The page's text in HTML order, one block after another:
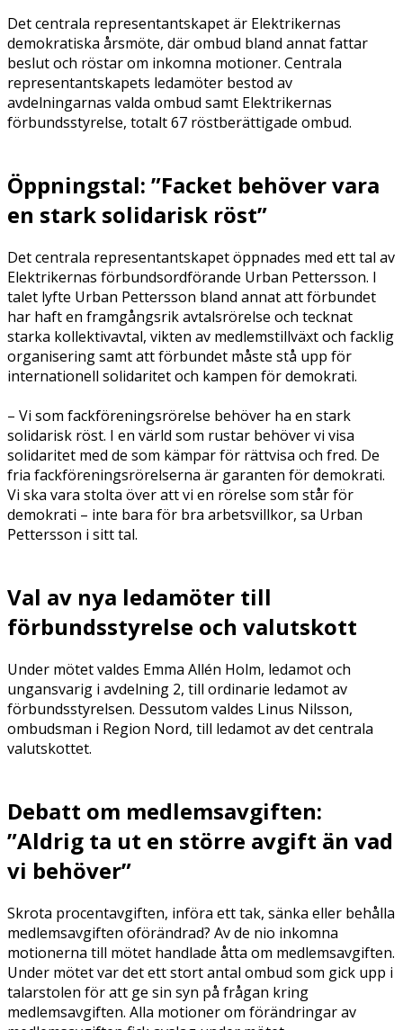
Det centrala representantskapet är Elektrikernas
demokratiska årsmöte, där ombud bland annat fattar
beslut och röstar om inkomna motioner. Centrala
representantskapets ledamöter bestod av
avdelningarnas valda ombud samt Elektrikernas
förbundsstyrelse, totalt 67 röstberättigade ombud.
Öppningstal: ”Facket behöver vara
en stark solidarisk röst”
Det centrala representantskapet öppnades med ett tal av
Elektrikernas förbundsordförande Urban Pettersson. I
talet lyfte Urban Pettersson bland annat att förbundet
har haft en framgångsrik avtalsrörelse och tecknat
starka kollektivavtal, vikten av medlemstillväxt och facklig
organisering samt att förbundet måste stå upp för
internationell solidaritet och kampen för demokrati.
– Vi som fackföreningsrörelse behöver ha en stark
solidarisk röst. I en värld som rustar behöver vi visa
solidaritet med de som kämpar för rättvisa och fred. De
fria fackföreningsrörelserna är garanten för demokrati.
Vi ska vara stolta över att vi en rörelse som står för
demokrati – inte bara för bra arbetsvillkor, sa Urban
Pettersson i sitt tal.
Val av nya ledamöter till
förbundsstyrelse och valutskott
Under mötet valdes Emma Allén Holm, ledamot och
ungansvarig i avdelning 2, till ordinarie ledamot av
förbundsstyrelsen. Dessutom valdes Linus Nilsson,
ombudsman i Region Nord, till ledamot av det centrala
valutskottet.
Debatt om medlemsavgiften:
”Aldrig ta ut en större avgift än vad
vi behöver”
Skrota procentavgiften, införa ett tak, sänka eller behålla
medlemsavgiften oförändrad? Av de nio inkomna
motionerna till mötet handlade åtta om medlemsavgiften.
Under mötet var det ett stort antal ombud som gick upp i
talarstolen för att ge sin syn på frågan kring
medlemsavgiften. Alla motioner om förändringar av